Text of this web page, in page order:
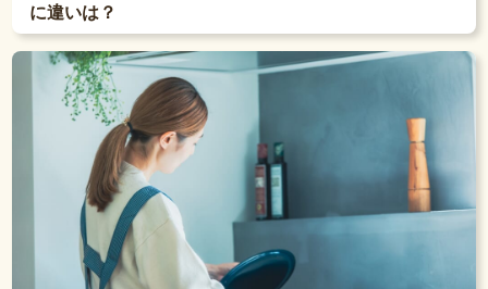
に違いは？